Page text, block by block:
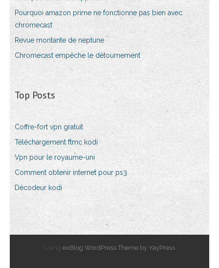
Pourquoi amazon prime ne fonctionne pas bien avec
chromecast
Revue montante de neptune
Chromecast empêche le détournement
Top Posts
Coffre-fort vpn gratuit
Téléchargement ftmc kodi
Vpn pour le royaume-uni
Comment obtenir internet pour ps3
Décodeur kodi
Using exBlog WordPress Theme by YayPress